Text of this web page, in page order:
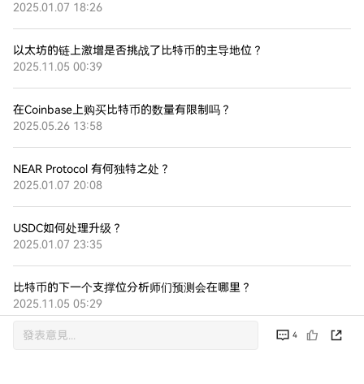
4
2025.01.07 18:26
以太坊的链上激增是否挑战了比特币的主导地位？
2025.11.05 00:39
在Coinbase上购买比特币的数量有限制吗？
2025.05.26 13:58
NEAR Protocol 有何独特之处？
2025.01.07 20:08
USDC如何处理升级？
2025.01.07 23:35
比特币的下一个支撑位分析师们预测会在哪里？
2025.11.05 05:29